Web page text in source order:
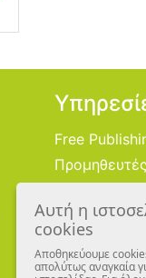
Free
Προμηθευτές
Αυτή η
cookies
Αποθηκεύουμε
απολύτως αναγκαία